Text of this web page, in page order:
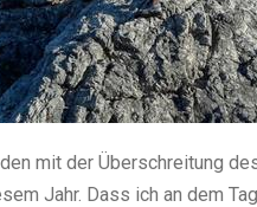
mit der Überschreitung
Jahr. Dass ich an dem